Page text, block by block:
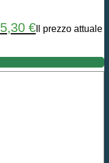
5,30 € Il prezzo attuale